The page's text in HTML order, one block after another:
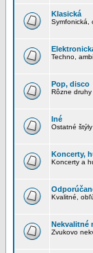
Klasická
Symfonická,
Techno,
Pop, disco
Rôzne
Iné
Ostatné štýly
Koncerty,
Koncerty a
Kvalitné,
Nekvalitné
Zvukovo